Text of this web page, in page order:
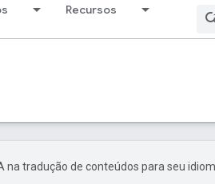
Recursos
na tradução de conteúdos para seu